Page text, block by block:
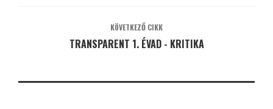
KÖVETKEZŐ CIKK
TRANSPARENT 1. ÉVAD - KRITIKA